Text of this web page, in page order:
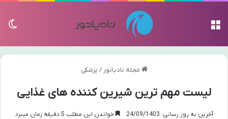
مجله نادیاتور / پزشکی
لیست مهم ترین شیرین کننده های غذایی
آخرین به روز رسانی: 24/09/1403 خواندن این مطلب 5 دقیقه زمان میبرد